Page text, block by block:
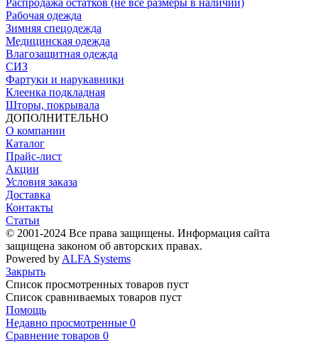
Распродажа остатков (не все размеры в наличии)
Рабочая одежда
Зимняя спецодежда
Медицинская одежда
Влагозащитная одежда
СИЗ
Фартуки и нарукавники
Клеенка подкладная
Шторы, покрывала
ДОПОЛНИТЕЛЬНО
О компании
Каталог
Прайс-лист
Акции
Условия заказа
Доставка
Контакты
Статьи
© 2001-2024 Все права защищены. Информация сайта
защищена законом об авторских правах.
Powered by ALFA Systems
Закрыть
Список просмотренных товаров пуст
Список сравниваемых товаров пуст
Помощь
Недавно просмотренные 0
Сравнение товаров 0